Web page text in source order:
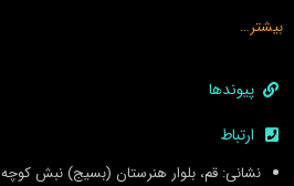
بیشتر…
پیوندها
ارتباط
نشانی: قم، بلوار هنرستان (بسیج) نبش کوچه 20، مدرسه اسلامی هنر